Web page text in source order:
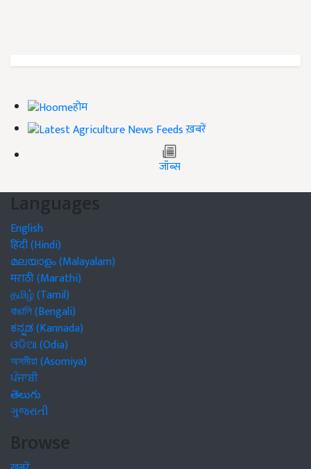
होम
ख़बरें
जॉब्स
Languages
English
हिंदी (Hindi)
മലയാളം (Malayalam)
मराठी (Marathi)
தமிழ் (Tamil)
বাঙালি (Bengali)
ಕನ್ನಡ (Kannada)
ଓଡିଆ (Odia)
অসমীয়া (Asomiya)
ਪੰਜਾਬੀ
తెలుగు
ગુજરાતી
Browse